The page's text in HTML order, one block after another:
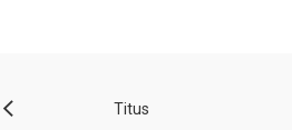
Titus